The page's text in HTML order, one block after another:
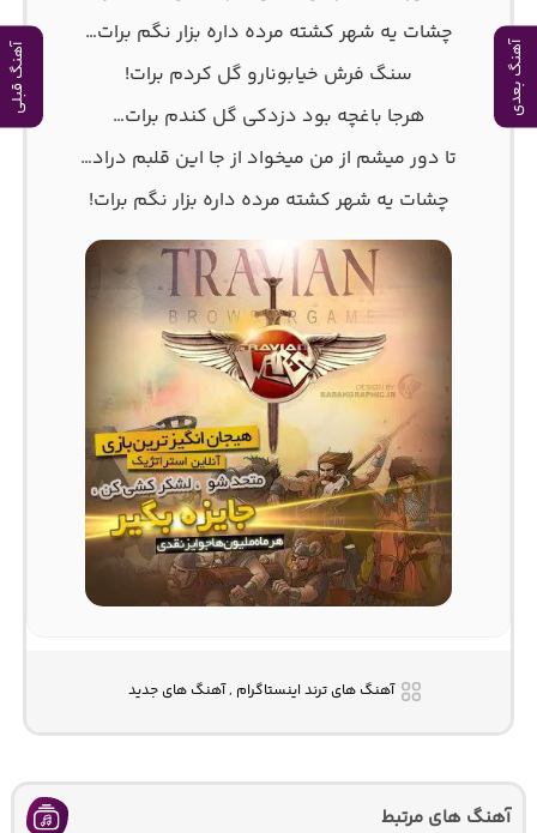
آهنگ بعدی آهنگ قبلی
ﭼﺸﺎت ﻳﻪ ﺷﻬﺮ ﻛﺸﺘﻪ ﻣﺮده داره ﺑﺰار ﻧﮕﻢ ﺑﺮات…
ﺳﻨﮓ ﻓﺮش ﺧﻴﺎﺑﻮﻧﺎرو ﮔﻞ ﻛﺮدم ﺑﺮات!
ﻫﺮﺟﺎ ﺑﺎﻏﭽﻪ ﺑﻮد دزدﻛﻰ ﮔﻞ ﻛﻨﺪم ﺑﺮات…
ﺗﺎ دور ﻣﻴﺸﻢ از ﻣﻦ ﻣﻴﺨﻮاد از ﺟﺎ اﻳﻦ ﻗﻠﺒﻢ دراد…
ﭼﺸﺎت ﻳﻪ ﺷﻬﺮ ﻛﺸﺘﻪ ﻣﺮده داره ﺑﺰار ﻧﮕﻢ ﺑﺮات!
آهنگ های ترند اینستاگرام , آهنگ های جدید
آهنگ های مرتبط